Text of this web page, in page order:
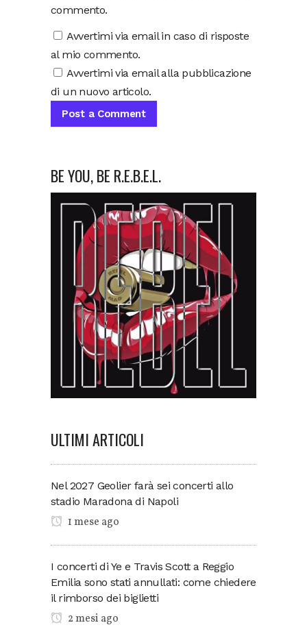
commento.
Avvertimi via email in caso di risposte
al mio commento.
Avvertimi via email alla pubblicazione
di un nuovo articolo.
BE YOU, BE R.E.B.E.L.
ULTIMI ARTICOLI
Nel 2027 Geolier farà sei concerti allo
stadio Maradona di Napoli
1 mese ago
I concerti di Ye e Travis Scott a Reggio
Emilia sono stati annullati: come chiedere
il rimborso dei biglietti
2 mesi ago